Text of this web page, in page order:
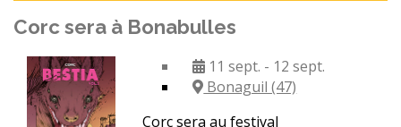
Corc sera à Bonabulles
11 sept. - 12 sept.
Bonaguil (47)
Corc sera au festival